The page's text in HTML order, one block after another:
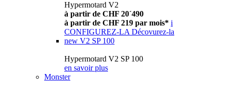
Hypermotard V2
à partir de CHF 20´490
à partir de CHF 219 par mois* i
CONFIGUREZ-LA Décovurez-la
new V2 SP 100
Hypermotard V2 SP 100
en savoir plus
Monster